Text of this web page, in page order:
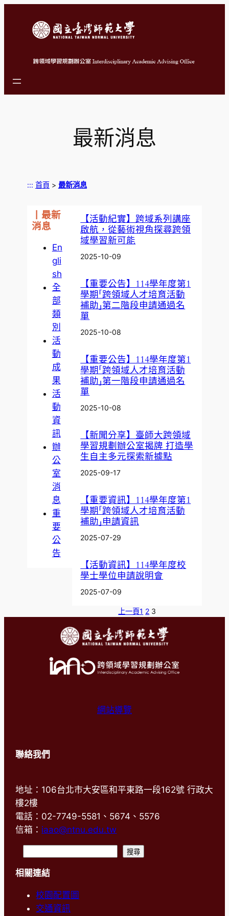
最新消息
::: 首頁> 最新消息
丨最新
消息
En
gli
sh
全
部
類
別
活
動
成
果
活
動
資
訊
辦
公
室
消
息
重
要
公
告
【活動紀實】跨域系列講座
啟航，從藝術視角探尋跨領
域學習新可能
2025-10-09
【重要公告】114學年度第1
學期「跨領域人才培育活動
補助」第二階段申請通過名
單
2025-10-08
【重要公告】114學年度第1
學期「跨領域人才培育活動
補助」第一階段申請通過名
單
2025-10-08
【新聞分享】臺師大跨領域
學習規劃辦公室揭牌 打造學
生自主多元探索新據點
2025-09-17
【重要資訊】114學年度第1
學期「跨領域人才培育活動
補助」申請資訊
2025-07-29
【活動資訊】114學年度校
學士學位申請說明會
2025-07-09
上一頁1 2 3
網站導覽
聯絡我們
地址：106台北市大安區和平東路一段162號 行政大
樓2樓
電話：02-7749-5581、5674、5576
信箱： iaao@ntnu.edu.tw
搜尋
相關連結
校園配置圖
交通資訊